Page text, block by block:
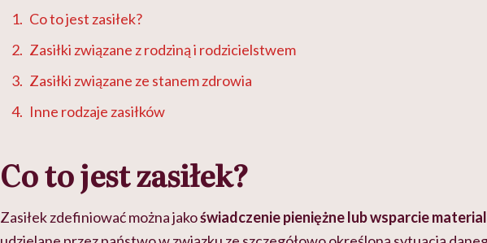
Co to jest zasiłek?
Zasiłki związane z rodziną i rodzicielstwem
Zasiłki związane ze stanem zdrowia
Inne rodzaje zasiłków
Co to jest zasiłek?
Zasiłek zdefiniować można jakoświadczenie pieniężne lub wsparcie